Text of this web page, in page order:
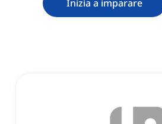
Inizia a imparare